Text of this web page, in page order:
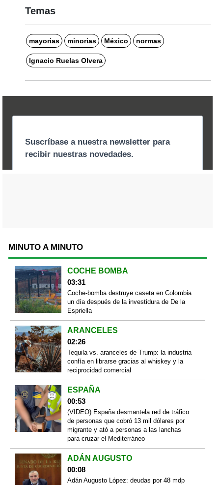
Temas
mayorias minorias México normas
Ignacio Ruelas Olvera
MINUTO A MINUTO
COCHE BOMBA
03:31
Coche-bomba destruye caseta en Colombia
un día después de la investidura de De la
Espriella
ARANCELES
02:26
Tequila vs. aranceles de Trump: la industria
confía en librarse gracias al whiskey y la
reciprocidad comercial
ESPAÑA
00:53
(VIDEO) España desmantela red de tráfico
de personas que cobró 13 mil dólares por
migrante y ató a personas a las lanchas
para cruzar el Mediterráneo
ADÁN AUGUSTO
00:08
Adán Augusto López: deudas por 48 mdp